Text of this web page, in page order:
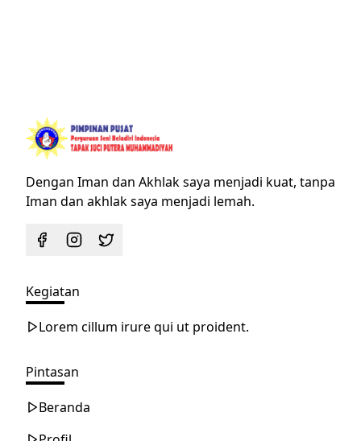
Dengan Iman dan Akhlak saya menjadi kuat, tanpa
Iman dan akhlak saya menjadi lemah.
Kegiatan
Lorem cillum irure qui ut proident.
Pintasan
Beranda